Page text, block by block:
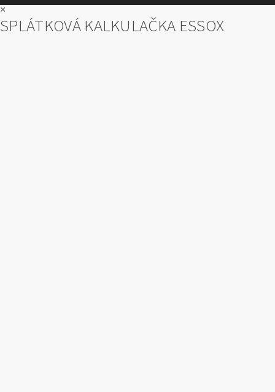
×
SPLÁTKOVÁ KALKULAČKA ESSOX